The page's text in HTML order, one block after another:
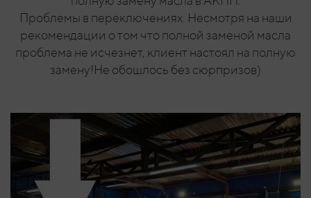
Проблемы в переключениях. Несмотря на наши
рекомендации о том что полной заменой масла
проблема не исчезнет, клиент настоял на полную
замену!Не обошлось без сюрпризов)